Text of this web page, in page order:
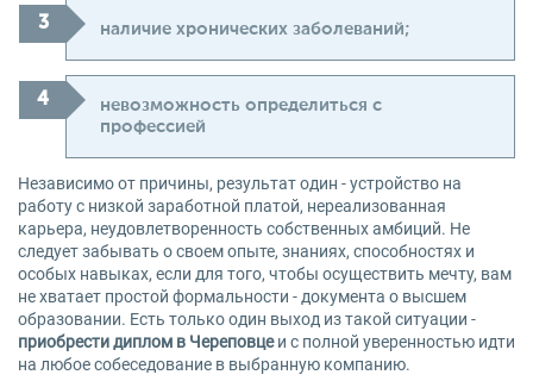
наличие хронических заболеваний;
невозможность определиться с
профессией
Независимо от причины, результат один - устройство на
работу с низкой заработной платой, нереализованная
карьера, неудовлетворенность собственных амбиций. Не
следует забывать о своем опыте, знаниях, способностях и
особых навыках, если для того, чтобы осуществить мечту, вам
не хватает простой формальности - документа о высшем
образовании. Есть только один выход из такой ситуации -
приобрести диплом в Череповцеи с полной уверенностью идти
на любое собеседование в выбранную компанию.